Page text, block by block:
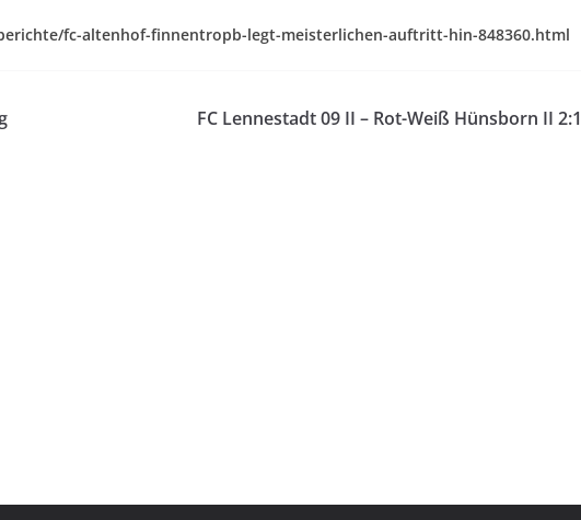
fc-altenhof-finnentropb-legt-meisterlichen-auftritt-hin-848360.html
FC Lennestadt 09 II – Rot-Weiß Hünsborn II 2:1